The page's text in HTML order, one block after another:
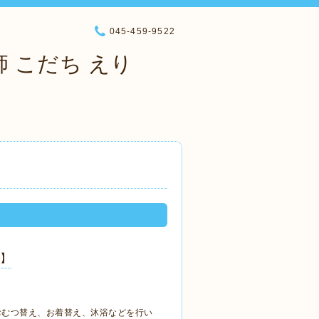
こだち えり
045-459-9522
つ替え、お着替え、沐浴などを行い